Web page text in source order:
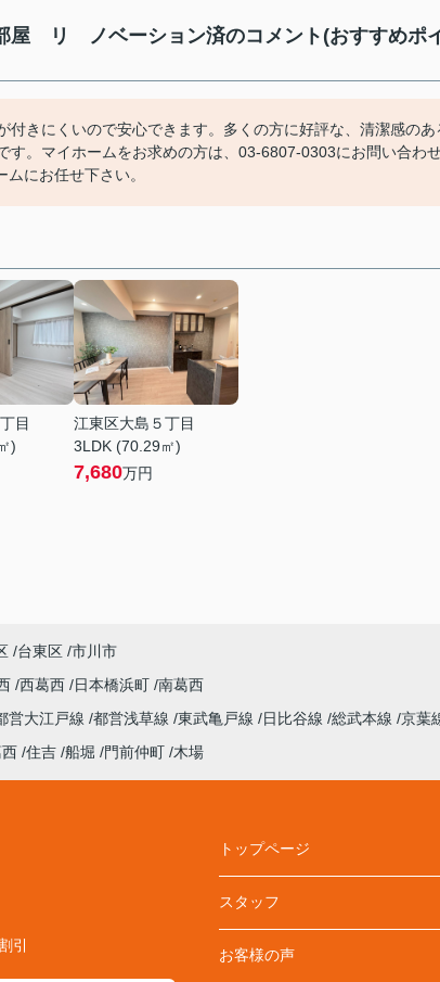
リ ノベーション済のコメント(おすすめポ
きにくいので安心できます。多くの方に好評な、清潔感のあ
。マイホームをお求めの方は、03-6807-0303にお問い合わ
にお任せ下さい。
目
)
江東区大島５丁目
3LDK (70.29㎡)
7,680万円
台東区 市川市
西葛西 日本橋浜町 南葛西
営大江戸線 都営浅草線 東武亀戸線 日比谷線 総武本線 京葉
住吉 船堀 門前仲町 木場
割引
トップページ
スタッフ
お客様の声